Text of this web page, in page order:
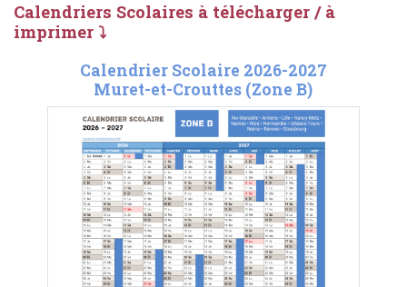
Calendriers Scolaires à télécharger / à
imprimer ⤵
Calendrier Scolaire 2026-2027
Muret-et-Crouttes (Zone B)